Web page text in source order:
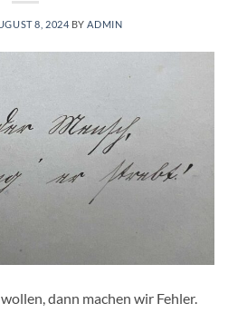
8, 2024 BYADMIN
dann machen wir Fehler.